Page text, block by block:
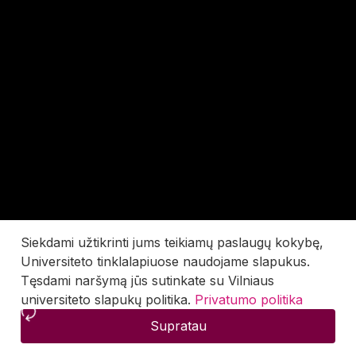
Siekdami užtikrinti jums teikiamų paslaugų kokybę,
Universiteto tinklalapiuose naudojame slapukus.
Tęsdami naršymą jūs sutinkate su Vilniaus
universiteto slapukų politika. Privatumo politika
Supratau